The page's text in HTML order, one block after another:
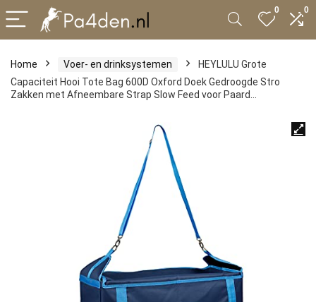
0 0
Home Voer- en drinksystemen
HEYLULU Grote
Capaciteit Hooi Tote Bag 600D Oxford Doek Gedroogde Stro
Zakken met Afneembare Strap Slow Feed voor Paard…